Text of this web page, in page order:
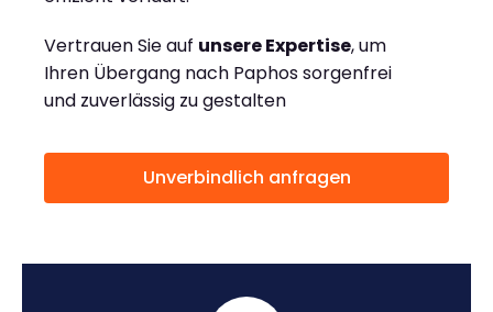
Vertrauen Sie auf unsere Expertise, um
Ihren Übergang nach Paphos sorgenfrei
und zuverlässig zu gestalten
Unverbindlich anfragen